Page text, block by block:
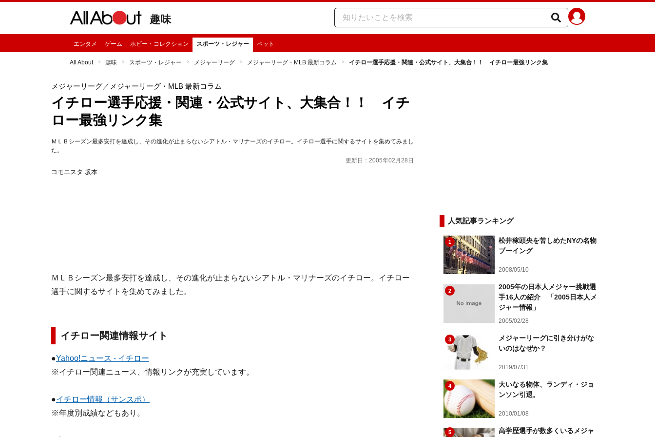
趣味
エンタメ ゲーム ホビー・コレクション スポーツ・レジャー ペット
All About 趣味 スポーツ・レジャー メジャーリーグ メジャーリーグ・MLB 最新コラム イチロー選手応援・関連・公式サイト、大集合！！ イチロー最強リンク集
メジャーリーグ／メジャーリーグ・MLB 最新コラム
イチロー選手応援・関連・公式サイト、大集合！！ イチ
ロー最強リンク集
ＭＬＢシーズン最多安打を達成し、その進化が止まらないシアトル・マリナーズのイチロー。イチロー選手に関するサイトを集めてみまし
た。
更新日：2005年02月28日
コモエスタ 坂本
ＭＬＢシーズン最多安打を達成し、その進化が止まらないシアトル・マリナーズのイチロー。イチロー
選手に関するサイトを集めてみました。
イチロー関連情報サイト
●Yahoo!ニュース - イチロー
※イチロー関連ニュース、情報リンクが充実しています。
●イチロー情報（サンスポ）
※年度別成績などもあり。
人気記事ランキング
1
松井稼頭央を苦しめたNYの名物
ブーイング
2008/05/10
2
2005年の日本人メジャー挑戦選
手16人の紹介 「2005日本人メ
ジャー情報」
2005/02/28
3
メジャーリーグに引き分けがな
いのはなぜか？
2019/07/31
4
大いなる物体、ランディ・ジョ
ンソン引退。
2010/01/08
5
高学歴選手が数多くいるメジャ